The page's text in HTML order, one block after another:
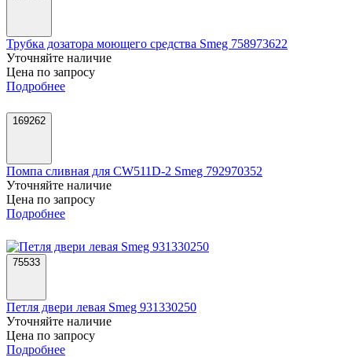
Трубка дозатора моющего средства Smeg 758973622
Уточняйте наличие
Цена по запросу
Подробнее
169262
Помпа сливная для CW511D-2 Smeg 792970352
Уточняйте наличие
Цена по запросу
Подробнее
75533
Петля двери левая Smeg 931330250
Уточняйте наличие
Цена по запросу
Подробнее